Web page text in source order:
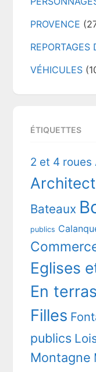
PROVENCE
REPORTAGES
VÉHICULES
ÉTIQUETTES
2 et 4 roues
Bateaux
publics
Eglises
En
Filles
publics
Montagne